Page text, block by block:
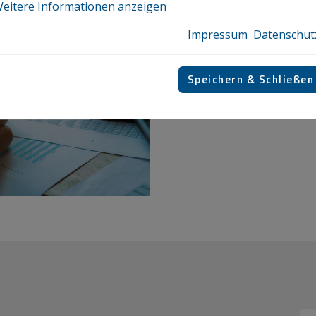
Informationen anzeigen
Impressum
Speichern & Schließen